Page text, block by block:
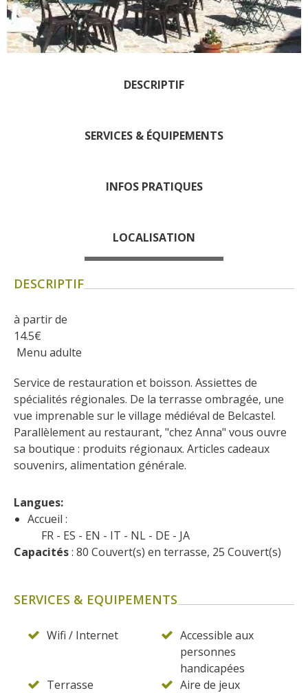
Les visites accompagnées
L'espace Georges Rouquier
à Goutrens
Artistes et artisans d'art
Les marchés et foires
Recettes et produits locaux
Flâner à moins de
cent kilomètres
France
Les villages de caractère
Le Pays des Bastides du
Rouergue
Les Villes et Pays d'art et
Decazeville-Aubin
Patrimoine mondial de
l'UNESCO
DESCRIPTIF
SERVICES & ÉQUIPEMENTS
INFOS PRATIQUES
LOCALISATION
DESCRIPTIF
à partir de
14.5€
Menu adulte
Service de restauration et boisson. Assiettes de
spécialités régionales. De la terrasse ombragée, une
vue imprenable sur le village médiéval de Belcastel.
Parallèlement au restaurant, "chez Anna" vous ouvre
sa boutique : produits régionaux. Articles cadeaux
souvenirs, alimentation générale.
Langues:
Accueil :
FR
ES EN IT NL DE
JA
Capacités : 80 Couvert(s) en terrasse, 25 Couvert(s)
SERVICES & EQUIPEMENTS
Wifi / Internet
Accessible aux
personnes
handicapées
Terrasse
Aire de jeux